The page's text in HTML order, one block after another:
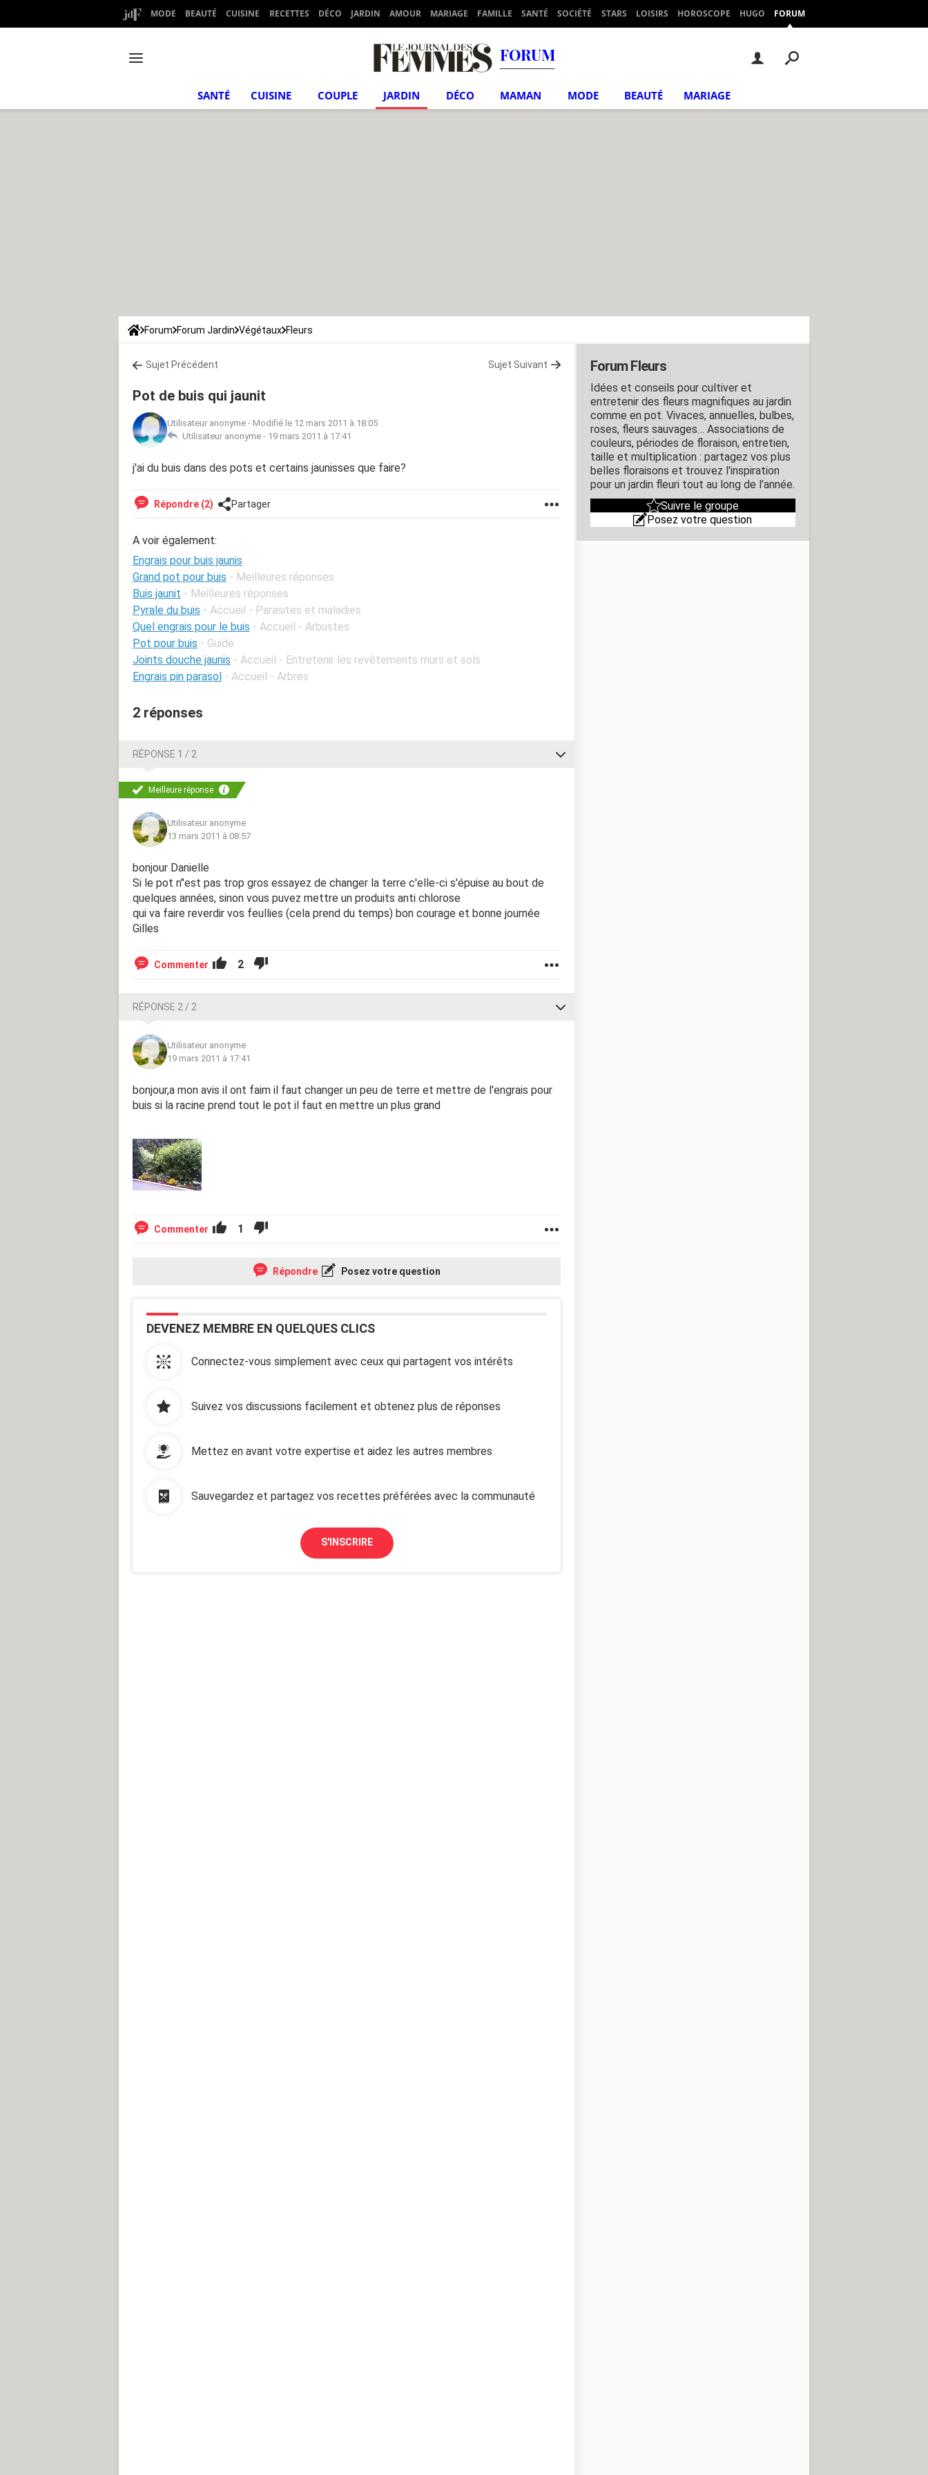
MODE BEAUTÉ CUISINE RECETTES DÉCO JARDIN AMOUR MARIAGE FAMILLE SANTÉ SOCIÉTÉ STARS LOISIRS HOROSCOPE HUGO FORUM
FORUM
SANTÉ CUISINE COUPLE JARDIN DÉCO MAMAN MODE BEAUTÉ MARIAGE
Forum Forum Jardin Végétaux Fleurs
Sujet Précédent Sujet Suivant
Pot de buis qui jaunit
Utilisateur anonyme - Modifié le 12 mars 2011 à 18:05
Utilisateur anonyme - 19 mars 2011 à 17:41
j'ai du buis dans des pots et certains jaunisses que faire?
Répondre (2) Partager
A voir également:
Engrais pour buis jaunis
Grand pot pour buis - Meilleures réponses
Buis jaunit - Meilleures réponses
Pyrale du buis - Accueil - Parasites et maladies
Quel engrais pour le buis - Accueil - Arbustes
Pot pour buis - Guide
Joints douche jaunis - Accueil - Entretenir les revêtements murs et sols
Engrais pin parasol - Accueil - Arbres
2 réponses
RÉPONSE 1 / 2
Meilleure réponse
Utilisateur anonyme
13 mars 2011 à 08:57
bonjour Danielle
Si le pot n"est pas trop gros essayez de changer la terre c'elle-ci s'épuise au bout de
quelques années, sinon vous puvez mettre un produits anti chlorose
qui va faire reverdir vos feullies (cela prend du temps) bon courage et bonne journée
Gilles
Commenter 2
RÉPONSE 2 / 2
Utilisateur anonyme
19 mars 2011 à 17:41
bonjour,a mon avis il ont faim il faut changer un peu de terre et mettre de l'engrais pour
buis si la racine prend tout le pot il faut en mettre un plus grand
Commenter 1
Répondre Posez votre question
DEVENEZ MEMBRE EN QUELQUES CLICS
Connectez-vous simplement avec ceux qui partagent vos intérêts
Suivez vos discussions facilement et obtenez plus de réponses
Mettez en avant votre expertise et aidez les autres membres
Sauvegardez et partagez vos recettes préférées avec la communauté
S'INSCRIRE
Forum Fleurs
Idées et conseils pour cultiver et
entretenir des fleurs magnifiques au jardin
comme en pot. Vivaces, annuelles, bulbes,
roses, fleurs sauvages… Associations de
couleurs, périodes de floraison, entretien,
taille et multiplication : partagez vos plus
belles floraisons et trouvez l'inspiration
pour un jardin fleuri tout au long de l'année.
Suivre le groupe
Posez votre question